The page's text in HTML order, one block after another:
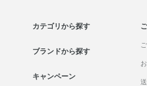
カテゴリから探す
ブランドから探す
キャンペーン